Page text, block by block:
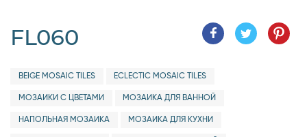
FL060
BEIGE MOSAIC TILES ECLECTIC MOSAIC TILES
МОЗАИКИ С ЦВЕТАМИ МОЗАИКА ДЛЯ ВАННОЙ
НАПОЛЬНАЯ МОЗАИКА МОЗАИКА ДЛЯ КУХНИ